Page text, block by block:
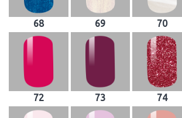
68 69 70
72 73 74